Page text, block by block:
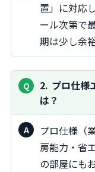
置」に対応
ール次第で
期は少し余
2 プロ仕様
は？
プロ仕様（業務用）エアコンは、耐久性・冷暖
房能力・省
の部屋にも